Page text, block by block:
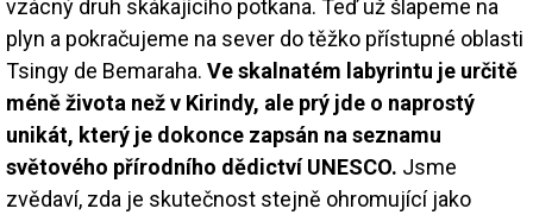
vzácný druh skákajícího potkana. Teď už šlapeme na
plyn a pokračujeme na sever do těžko přístupné oblasti
Tsingy de Bemaraha. Ve skalnatém labyrintu je určitě
méně života než v Kirindy, ale prý jde o naprostý
unikát, který je dokonce zapsán na seznamu
světového přírodního dědictví UNESCO. Jsme
zvědaví, zda je skutečnost stejně ohromující jako